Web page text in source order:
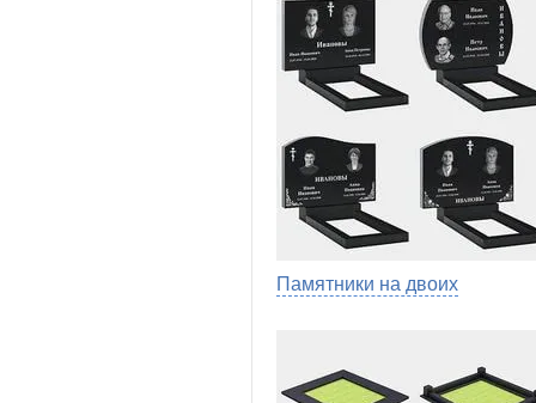
Памятники на двоих